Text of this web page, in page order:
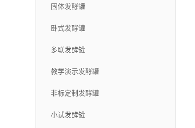
固体发酵罐
卧式发酵罐
多联发酵罐
教学演示发酵罐
非标定制发酵罐
小试发酵罐